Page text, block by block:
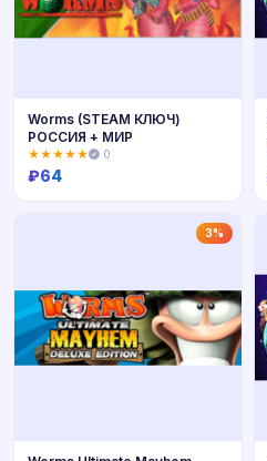
Worms (STEAM КЛЮЧ)
РОССИЯ + МИР
★★★★★ 0
₽64
3%